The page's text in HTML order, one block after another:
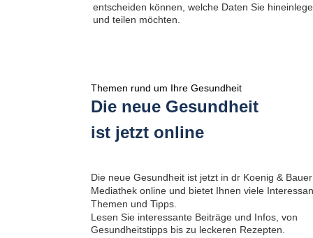
entscheiden können, welche Daten Sie
und teilen möchten.
Themen rund um Ihre Gesundheit
Die neue Gesundheit
ist jetzt online
Die neue Gesundheit ist jetzt in dr Koenig &
Mediathek online und bietet Ihnen viele
Themen und Tipps.
Lesen Sie interessante Beiträge und Infos, von
Gesundheitstipps bis zu leckeren Rezepten.